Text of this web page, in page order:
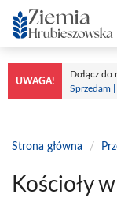
Przejdź
do
treści
UWAGA!
Dołącz do
Sprzedam
Strona główna /
Kościoły